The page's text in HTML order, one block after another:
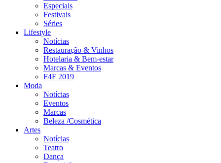
Especiais
Festivais
Séries
Lifestyle
Notícias
Restauração & Vinhos
Hotelaria & Bem-estar
Marcas & Eventos
F4F 2019
Moda
Notícias
Eventos
Marcas
Beleza /Cosmética
Artes
Notícias
Teatro
Dança